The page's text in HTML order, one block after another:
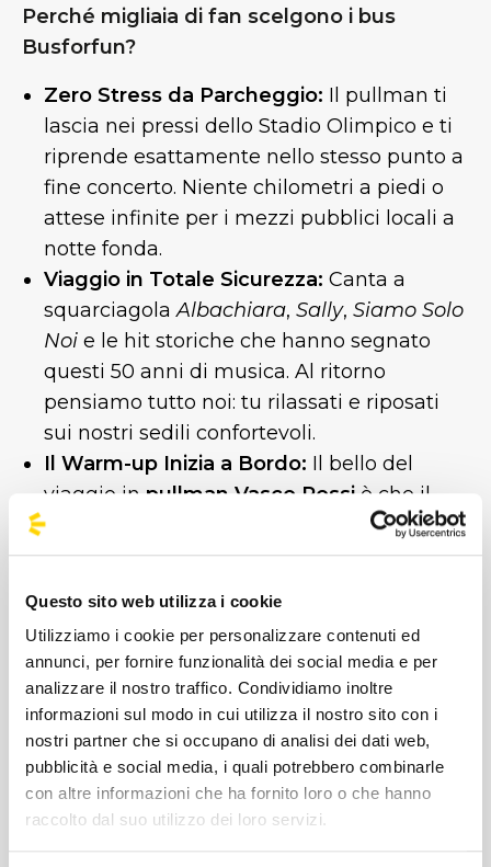
Questo sito web utilizza i cookie
Utilizziamo i cookie per personalizzare contenuti ed
annunci, per fornire funzionalità dei social media e per
analizzare il nostro traffico. Condividiamo inoltre
informazioni sul modo in cui utilizza il nostro sito con i
nostri partner che si occupano di analisi dei dati web,
pubblicità e social media, i quali potrebbero combinarle
con altre informazioni che ha fornito loro o che hanno
raccolto dal suo utilizzo dei loro servizi.
Perché migliaia di fan scelgono i bus
Busforfun?
Zero Stress da Parcheggio: Il pullman ti
lascia nei pressi dello Stadio Olimpico e ti
riprende esattamente nello stesso punto a
fine concerto. Niente chilometri a piedi o
attese infinite per i mezzi pubblici locali a
notte fonda.
Viaggio in Totale Sicurezza: Canta a
squarciagolaAlbachiara, Sally, Siamo Solo
Noi e le hit storiche che hanno segnato
questi 50 anni di musica. Al ritorno
pensiamo tutto noi: tu rilassati e riposati
sui nostri sedili confortevoli.
Il Warm-up Inizia a Bordo: Il bello del
viaggio in pullman Vasco Rossi è che il
concerto inizia appena sali a bordo!
Condividi il viaggio con centinaia di altri
chilometro.
Scelta Sostenibile ed Economica:
Dividere il viaggio su un unico mezzo
riduce l'impatto ambientale (meno
emissioni di CO2) e abbatte drasticamente
i costi di carburante, autostrada e
parcheggio rispetto all'auto privata.